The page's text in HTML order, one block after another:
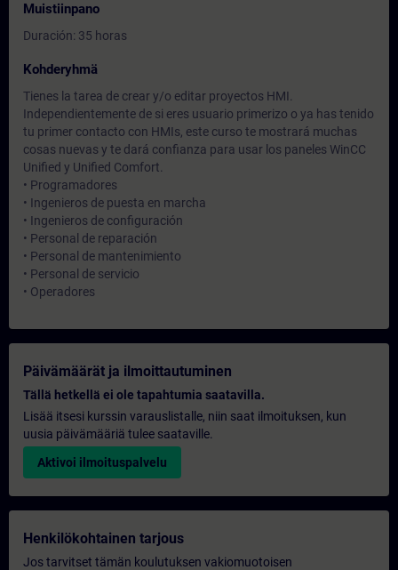
Muistiinpano
Duración: 35 horas
Kohderyhmä
Tienes la tarea de crear y/o editar proyectos HMI.
Independientemente de si eres usuario primerizo o ya has tenido
tu primer contacto con HMIs, este curso te mostrará muchas
cosas nuevas y te dará confianza para usar los paneles WinCC
Unified y Unified Comfort.
• Programadores
• Ingenieros de puesta en marcha
• Ingenieros de configuración
• Personal de reparación
• Personal de mantenimiento
• Personal de servicio
• Operadores
Päivämäärät ja ilmoittautuminen
Tällä hetkellä ei ole tapahtumia saatavilla.
Lisää itsesi kurssin varauslistalle, niin saat ilmoituksen, kun
uusia päivämääriä tulee saataville.
Aktivoi ilmoituspalvelu
Henkilökohtainen tarjous
Jos tarvitset tämän koulutuksen vakiomuotoisen